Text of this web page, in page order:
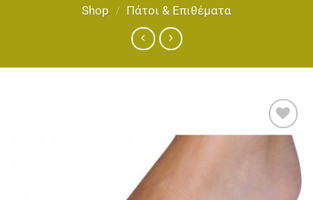
Shop / Πάτοι & Επιθέματα
Add to